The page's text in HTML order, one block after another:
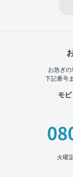
お急ぎの
下記番号
モ
火曜